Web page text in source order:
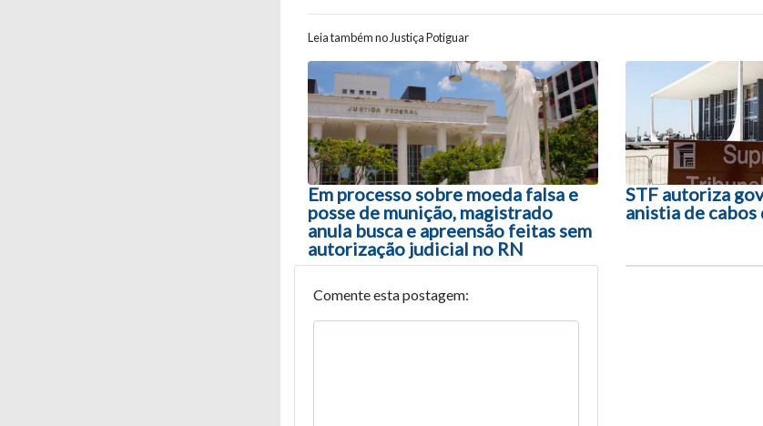
Leia também no Justiça Potiguar
Navegação entre posts
Em processo sobre moeda falsa e
posse de munição, magistrado
anula busca e apreensão feitas sem
autorização judicial no RN
STF autoriza
anistia de
Comente esta postagem: